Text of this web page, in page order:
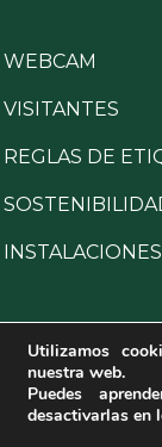
WEBCAM
VISITANTES
REGLAS DE
INSTALACIONES
Utilizamos
nuestra web.
Puedes
desactivarlas en